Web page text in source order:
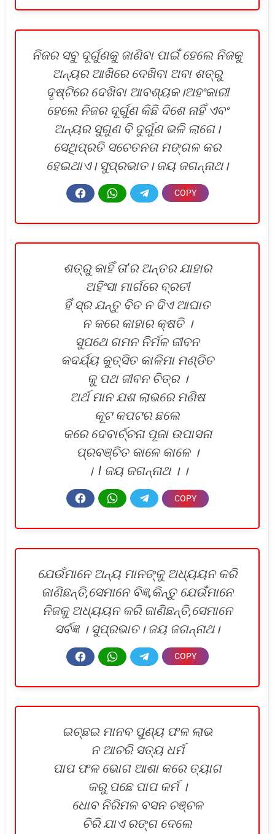
ନିଜର ସବୁ ଦୂର୍ଗୁଣକୁ ଜାଣିବା ପାଇଁ ହେଲେ ନିଜକୁ
ଅନ୍ୟର ଆଖିରେ ଦେଖିବା ଅବା ଶତ୍ରୁ
ଦୃଷ୍ଟିରେ ଦେଖିବା ଆବଶ୍ୟକ।ଅହଂକାରୀ
ହେଲେ ନିଜର ଦୂର୍ଗୁଣ କିଛି ଦିଶେ ନାହିଁ ଏବଂ
ଅନ୍ୟର ସୁଗୁଣ ବି ଦୁର୍ଗୁଣ ଭଳି ଲାଗେ।
ସେଥିପ୍ରତି ସଚେତନତା ମଙ୍ଗଳ କର
ହେଇଥାଏ। ସୁପ୍ରଭାତ। ଜୟ ଜଗନ୍ନାଥ।
ଶତ୍ରୁ କାହିଁ ତା’ର ଅନ୍ତର ଯାହାର
ଅହିଂସା ମାର୍ଗରେ ବ୍ରତୀ
ହିଁ ସ୍ର ଯନ୍ତୁ ବିତ ନ ଦିଏ ଆଘାତ
ନ କରେ କାହାର କ୍ଷତି ।
ସୁପଥେ ଗମନ ନିର୍ମଳ ଜୀବନ
କଦର୍ଯ୍ୟ କୁତ୍ସିତ କାଳିମା ମଣ୍ଡିତ
କୁ ପଥ ଜୀବନ ଚିତ୍ର ।
ଅର୍ଥ ମାନ ଯଶ ଲାଭରେ ମଣିଷ
କୂଟ କପଟର ଛଲେ
କରେ ଦେବାର୍ଚ୍ଚନା ପୂଜା ଉପାସନା
ପ୍ରବଞ୍ଚିତ କାଳେ କାଳେ ।
। l ଜୟ ଜଗନ୍ନାଥ । ।
ଯେଉଁମାନେ ଅନ୍ୟ ମାନଙ୍କୁ ଅଧ୍ୟୟନ କରି
ଜାଣିଛନ୍ତି,ସେମାନେ ବିଜ୍ଞ,କିନ୍ତୁ ଯେଉଁମାନେ
ନିଜକୁ ଅଧ୍ୟୟନ କରି ଜାଣିଛନ୍ତି,ସେମାନେ
ସର୍ବଜ୍ଞ । ସୁପ୍ରଭାତ। ଜୟ ଜଗନ୍ନାଥ।
ଇଚ୍ଛଇ ମାନବ ପୁଣ୍ୟ ଫଳ ଲାଭ
ନ ଆଚରି ସତ୍ୟ ଧର୍ମ
ପାପ ଫଳ ଭୋଗ ଆଶା କରେ ତ୍ୟାଗ
କରୁ ପଛେ ପାପ କର୍ମ ।
ଧୋବ ନିରିମଳ ବସନ ଚଞ୍ଚଳ
ଚିରି ଯାଏ ରଙ୍ଗ ଦେଲେ